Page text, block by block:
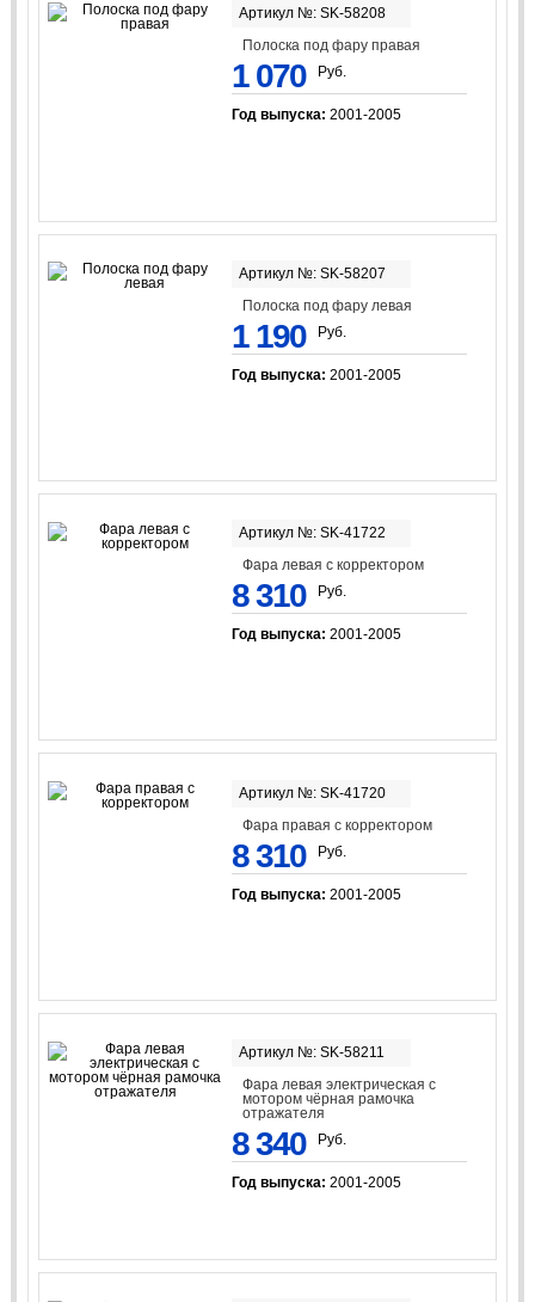
Артикул №: SK-58208
Полоска под фару правая
1 070 Руб.
Год выпуска: 2001-2005
Артикул №: SK-58207
Полоска под фару левая
1 190 Руб.
Год выпуска: 2001-2005
Артикул №: SK-41722
Фара левая с корректором
8 310 Руб.
Год выпуска: 2001-2005
Артикул №: SK-41720
Фара правая с корректором
8 310 Руб.
Год выпуска: 2001-2005
Артикул №: SK-58211
Фара левая электрическая с
мотором чёрная рамочка
отражателя
8 340 Руб.
Год выпуска: 2001-2005